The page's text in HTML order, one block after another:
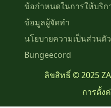
ข้อกำหนดในการให้บริก
ข้อมูลผู้จัดทำ
นโยบายความเป็นส่วนตัว
Bungeecord
ลิขสิทธิ์ © 2025
การตั้ง